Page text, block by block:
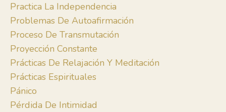
Practica La Independencia
Problemas De Autoafirmación
Proceso De Transmutación
Proyección Constante
Prácticas De Relajación Y Meditación
Prácticas Espirituales
Pánico
Pérdida De Intimidad